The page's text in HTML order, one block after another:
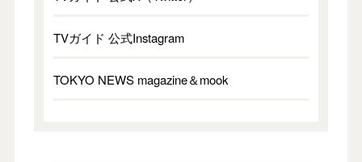
TVガイド 公式Instagram
TOKYO NEWS magazine＆mook